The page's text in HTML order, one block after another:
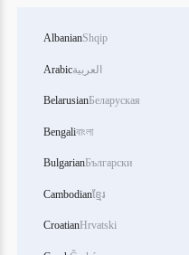
AlbanianShqip
Arabicالعربية
BelarusianБеларуская
Bengaliবাংলা
BulgarianБългарски
Cambodianខ្មែរ
CroatianHrvatski